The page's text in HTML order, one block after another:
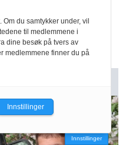
dekar
Innstillinger
du samtykker under, vil
til medlemmene i
dine besøk på tvers av
medlemmene finner du på
Innstillinger